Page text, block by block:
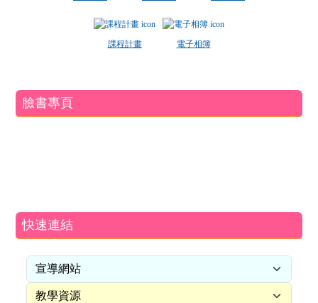
課程計畫 電子相簿
臉書專頁
快速連結